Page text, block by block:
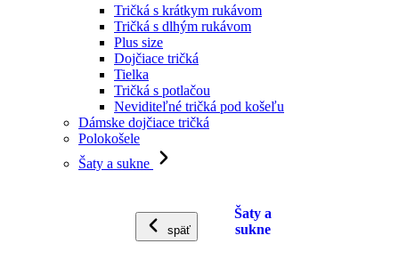
Tričká s krátkym rukávom
Tričká s dlhým rukávom
Plus size
Dojčiace tričká
Tielka
Tričká s potlačou
Neviditeľné tričká pod košeľu
Dámske dojčiace tričká
Polokošele
Šaty a sukne
späť
Šaty a
sukne